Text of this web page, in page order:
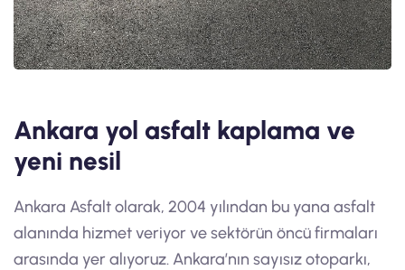
Ankara yol asfalt kaplama ve
yeni nesil
Ankara Asfalt olarak, 2004 yılından bu yana asfalt
alanında hizmet veriyor ve sektörün öncü firmaları
arasında yer alıyoruz. Ankara’nın sayısız otoparkı,